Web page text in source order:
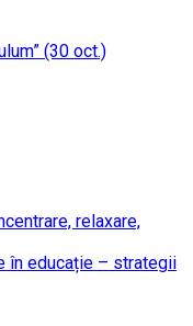
(30 oct.)
relaxare,
în educație – strategii